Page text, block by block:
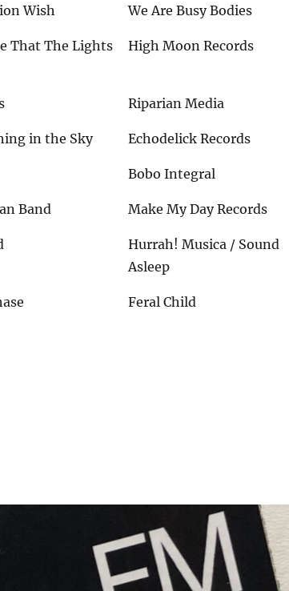
Wish We Are Busy Bodies
That The Lights
High Moon Records
Riparian Media
in the Sky Echodelick Records
Bobo Integral
Band Make My Day Records
Hurrah! Musica / Sound
Asleep
Feral Child